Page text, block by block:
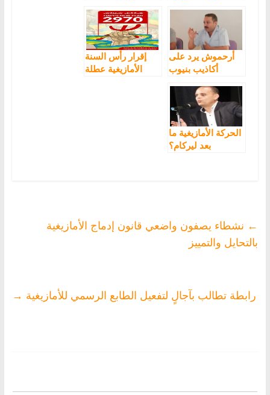
فضيحة وعدائية
مستمرة
للآمال
أرحموش يرد على
أكاذيب بنيوب
الأمم المتحدة
بعنصرية الدولة
اتجاه الأمازيغ
إقرار رأس السنة
الأمازيغية عطلة
الحركة الأمازيغية ما
بعد ليركام؟
← نشطاء يصفون واضعي قانون إدماج الأمازيغية
بالتحايل والتمييز
رابطة تطالب بآجالٍ لتفعيل الطابع الرسمي للأمازيغية →